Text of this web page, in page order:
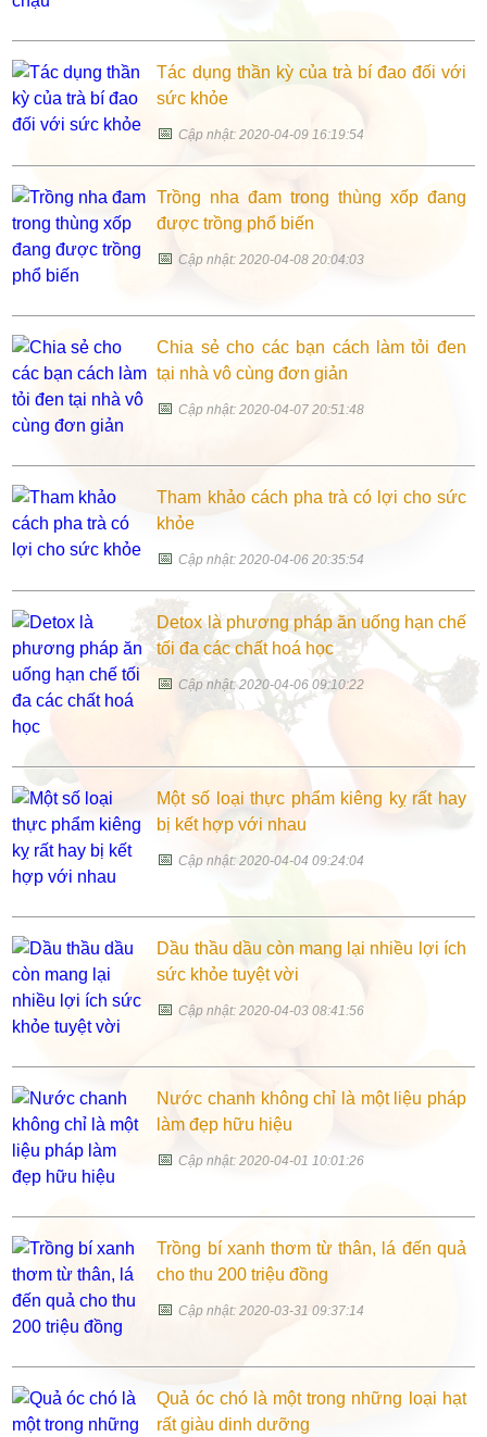
Tác dụng thần kỳ của trà bí đao đối với
sức khỏe
📅Cập nhật: 2020-04-09 16:19:54
Trồng nha đam trong thùng xốp đang
được trồng phổ biến
📅Cập nhật: 2020-04-08 20:04:03
Chia sẻ cho các bạn cách làm tỏi đen
tại nhà vô cùng đơn giản
📅Cập nhật: 2020-04-07 20:51:48
Tham khảo cách pha trà có lợi cho sức
khỏe
📅Cập nhật: 2020-04-06 20:35:54
Detox là phương pháp ăn uống hạn chế
tối đa các chất hoá học
📅Cập nhật: 2020-04-06 09:10:22
Một số loại thực phẩm kiêng kỵ rất hay
bị kết hợp với nhau
📅Cập nhật: 2020-04-04 09:24:04
Dầu thầu dầu còn mang lại nhiều lợi ích
sức khỏe tuyệt vời
📅Cập nhật: 2020-04-03 08:41:56
Nước chanh không chỉ là một liệu pháp
làm đẹp hữu hiệu
📅Cập nhật: 2020-04-01 10:01:26
Trồng bí xanh thơm từ thân, lá đến quả
cho thu 200 triệu đồng
📅Cập nhật: 2020-03-31 09:37:14
Quả óc chó là một trong những loại hạt
rất giàu dinh dưỡng